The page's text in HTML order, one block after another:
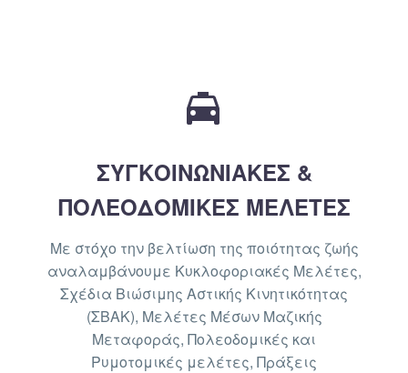


ΣΥΓΚΟΙΝΩΝΙΑΚΕΣ &
ΠΟΛΕΟΔΟΜΙΚΕΣ ΜΕΛΕΤΕΣ
Με στόχο την βελτίωση της ποιότητας ζωής
αναλαμβάνουμε Κυκλοφοριακές Μελέτες,
Σχέδια Βιώσιμης Αστικής Κινητικότητας
(ΣΒΑΚ), Μελέτες Μέσων Μαζικής
Μεταφοράς, Πολεοδομικές και
Ρυμοτομικές μελέτες, Πράξεις